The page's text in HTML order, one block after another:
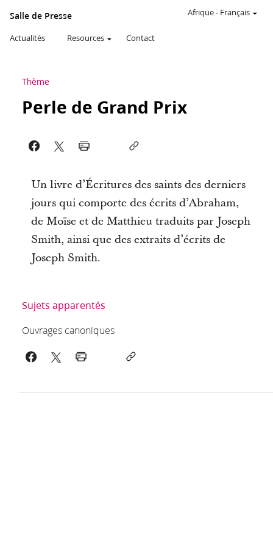
Salle de Presse
Actualités Resources Contact
Afrique- Français
Thème
Perle de Grand Prix
Un livre d’Écritures des saints des derniers
jours qui comporte des écrits d’Abraham,
de Moïse et de Matthieu traduits par Joseph
Smith, ainsi que des extraits d’écrits de
Joseph Smith.
Sujets apparentés
Ouvrages canoniques